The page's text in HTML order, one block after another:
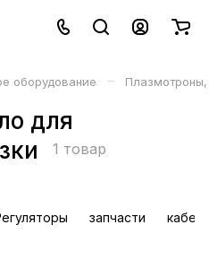
оборудование –
для
1 товар
запчасти